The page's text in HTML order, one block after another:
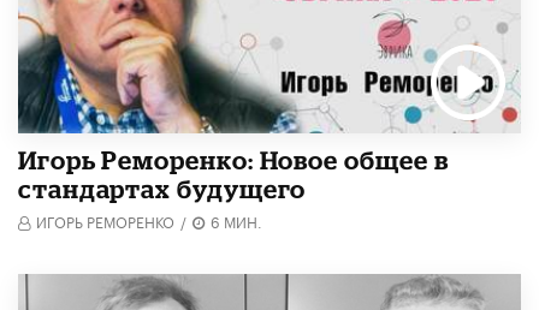
Игорь Реморенко: Новое общее в
стандартах будущего
ИГОРЬ РЕМОРЕНКО / 6 МИН.